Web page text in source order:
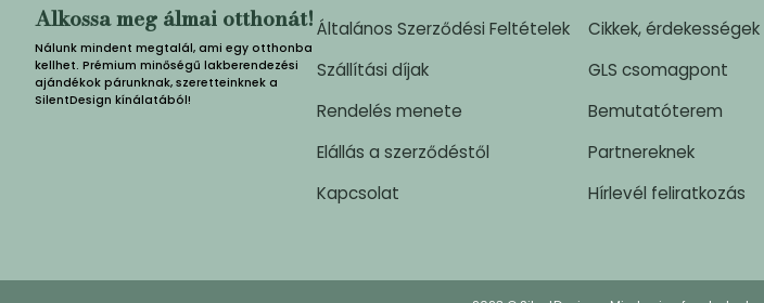
Alkossa meg álmai otthonát!
Nálunk mindent megtalál, ami egy otthonba
kellhet. Prémium minőségű lakberendezési
ajándékok párunknak, szeretteinknek a
SilentDesign kínálatából!
Általános Szerződési Feltételek
Szállítási díjak
Rendelés menete
Elállás a szerződéstől
Kapcsolat
Cikkek, érdekességek
GLS csomagpont
Bemutatóterem
Partnereknek
Hírlevél feliratkozás